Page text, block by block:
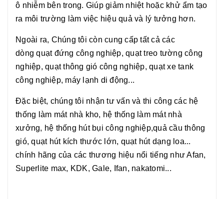
ô nhiễm bên trong. Giúp giảm nhiệt hoặc khử ẩm tạo
ra môi trường làm việc hiệu quả và lý tưởng hơn.
Ngoài ra, Chúng tôi còn cung cấp tất cả các
dòng quạt đứng công nghiệp, quạt treo tường công
nghiệp, quạt thông gió công nghiệp, quạt xe tank
công nghiệp, máy lạnh di động...
Đặc biệt, chúng tôi nhận tư vấn và thi công các hệ
thống làm mát nhà kho, hệ thống làm mát nhà
xưởng, hệ thống hút bụi công nghiệp,quả cầu thông
gió, quạt hút kích thước lớn, quạt hút dạng loa...
chính hãng của các thương hiệu nổi tiếng như Afan,
Superlite max, KDK, Gale, Ifan, nakatomi...